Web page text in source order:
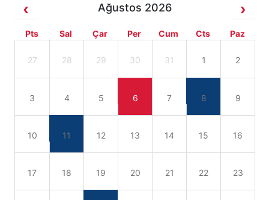
Ağustos 2026
Pts Sal Çar Per Cum Cts Paz
27 28 29 30 31 1 2
3 4 5 6 7 8 9
10 11 12 13 14 15 16
17 18 19 20 21 22 23